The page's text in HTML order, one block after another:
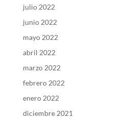
julio 2022
junio 2022
mayo 2022
abril 2022
marzo 2022
febrero 2022
enero 2022
diciembre 2021